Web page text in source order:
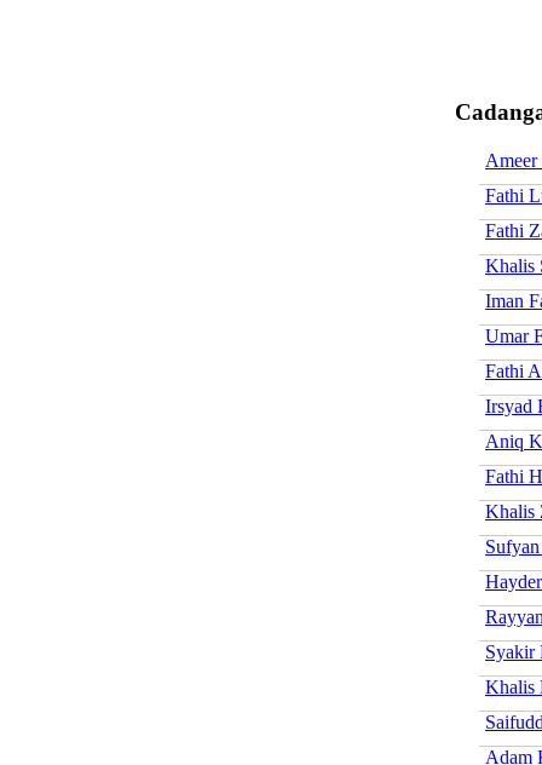
Fathi
Fathi
Khalis
Iman
Umar
Fathi
Irsyad
Aniq
Fathi
Khalis
Syakir
Khalis
Adam